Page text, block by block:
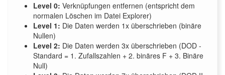
Level 0: Verknüpfungen entfernen (entspricht dem
normalen Löschen im Datei Explorer)
Level 1: Die Daten werden 1x überschrieben (binäre
Nullen)
Level 2: Die Daten werden 3x überschrieben (DOD -
Standard = 1. Zufallszahlen + 2. binäres F + 3. Binäre
Null)